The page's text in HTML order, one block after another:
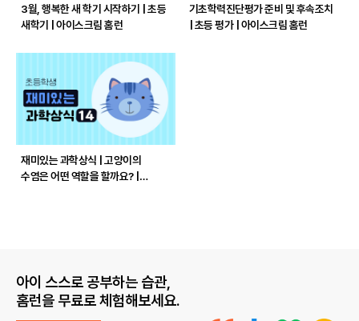
3월, 행복한 새 학기 시작하기 | 초등
새학기 | 아이스크림 홈런
기초학력진단평가 준비 및 후속조치
| 초등 평가 | 아이스크림 홈런
재미있는 과학상식 | 고양이의
수염은 어떤 역할을 할까요? |
아이 스스로 공부하는 습관,
홈런을 무료로 체험해보세요.